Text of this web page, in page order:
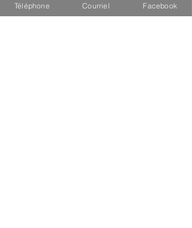
Téléphone Courriel Facebook